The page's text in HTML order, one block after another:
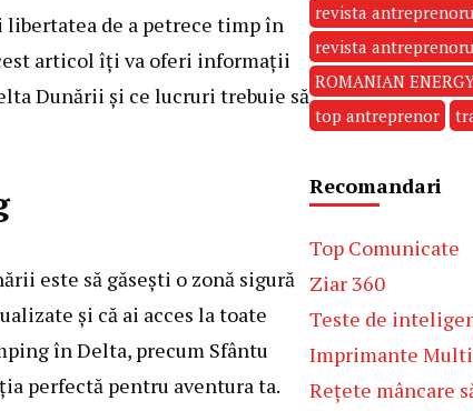
de a petrece timp în
articol îţi va oferi informaţii
Dunării şi ce lucruri trebuie să
este să găseşti o zonă sigură
şi că ai acces la toate
în Delta, precum Sfântu
perfectă pentru aventura ta.
revista
revista
ROMANIAN
top antreprenor
Recomandari
Top Comunicate
Ziar 360
Teste de
Imprimante
Rețete mâncare